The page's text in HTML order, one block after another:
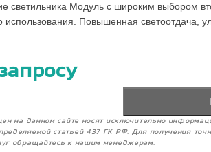
светильника Модуль с широким выбором
использования. Повышенная светоотдача,
на данном сайте носят исключительно
статьей 437 ГК РФ. Для получения
обращайтесь к нашим менеджерам.